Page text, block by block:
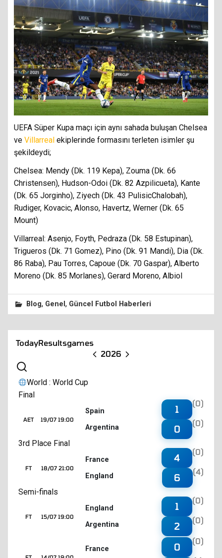
UEFA Süper Kupa maçı için aynı sahada buluşan Chelsea
ve Villarreal ekiplerinde formasını terleten isimler şu
şekildeydi;
Chelsea: Mendy (Dk. 119 Kepa), Zouma (Dk. 66
Christensen), Hudson-Odoi (Dk. 82 Azpilicueta), Kante
(Dk. 65 Jorginho), Ziyech (Dk. 43 PulisicChalobah),
Rudiger, Kovacic, Alonso, Havertz, Werner (Dk. 65
Mount)
Villarreal: Asenjo, Foyth, Pedraza (Dk. 58 Estupinan),
Trigueros (Dk. 71 Gomez), Pino (Dk. 91 Mandi), Dia (Dk.
86 Raba), Pau Torres, Capoue (Dk. 70 Gaspar), Alberto
Moreno (Dk. 85 Morlanes), Gerard Moreno, Albiol
Blog, Genel, Güncel Futbol Haberleri
TodayResultsgames
2026
World : World Cup
Final
19/07 19:00
AET
Spain
Argentina
1
(0)
0
(0)
3rd Place Final
18/07 21:00
FT
France
England
4
(0)
6
(4)
Semi-finals
15/07 19:00
FT
England
Argentina
1
(0)
2
(0)
France 0
(0)